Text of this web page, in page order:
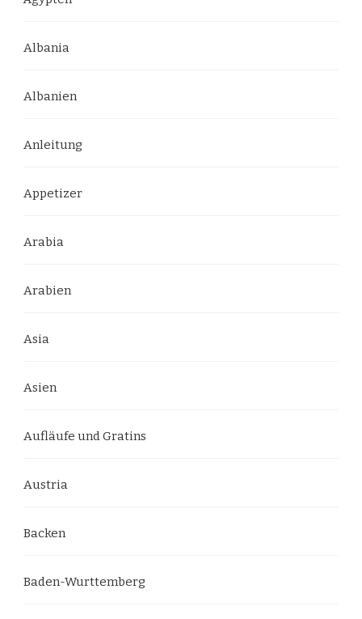
Albania
Albanien
Anleitung
Appetizer
Arabia
Arabien
Asia
Asien
Aufläufe und Gratins
Austria
Backen
Baden-Wurttemberg